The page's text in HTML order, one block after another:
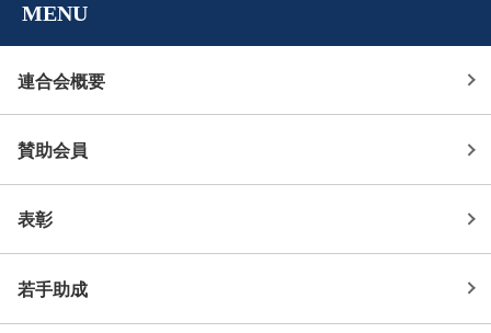
MENU
連合会概要
賛助会員
表彰
若手助成